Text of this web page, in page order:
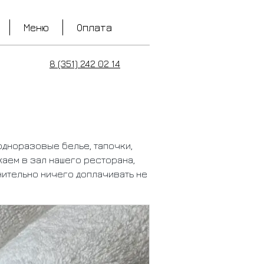
8 (351) 242 02 14
Меню Оплата
белье, тапочки,
в зал нашего ресторана,
ничего доплачивать не